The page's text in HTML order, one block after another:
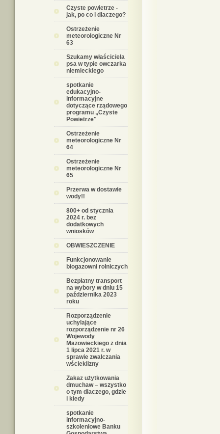
Czyste powietrze -
jak, po co i dlaczego?
Ostrzeżenie
meteorologiczne Nr
63
Szukamy właściciela
psa w typie owczarka
niemieckiego
spotkanie
edukacyjno-
informacyjne
dotyczące rządowego
programu „Czyste
Powietrze"
Ostrzeżenie
meteorologiczne Nr
64
Ostrzeżenie
meteorologiczne Nr
65
Przerwa w dostawie
wody!!
800+ od stycznia
2024 r. bez
dodatkowych
wniosków
OBWIESZCZENIE
Funkcjonowanie
biogazowni rolniczych
Bezpłatny transport
na wybory w dniu 15
października 2023
roku
Rozporządzenie
uchylające
rozporządzenie nr 26
Wojewody
Mazowieckiego z dnia
1 lipca 2021 r. w
sprawie zwalczania
wścieklizny
Zakaz użytkowania
dmuchaw – wszystko
o tym dlaczego, gdzie
i kiedy
spotkanie
informacyjno-
szkoleniowe Banku